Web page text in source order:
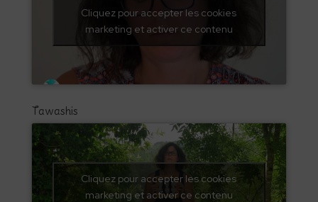
Cliquez pour accepter les cookies
marketing et activer ce contenu
Tawashis
Cliquez pour accepter les cookies
marketing et activer ce contenu